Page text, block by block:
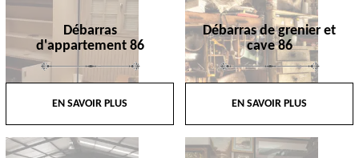
Débarras
d'appartement 86
EN SAVOIR PLUS
Débarras de grenier et
cave 86
EN SAVOIR PLUS